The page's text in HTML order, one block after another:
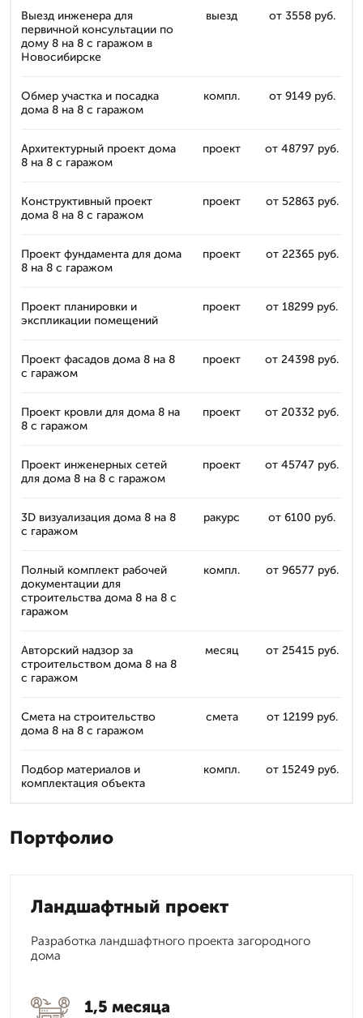
Выезд инженера для
первичной консультации по
дому 8 на 8 с гаражом в
Новосибирске
выезд от 3558 руб.
Обмер участка и посадка
дома 8 на 8 с гаражом
компл. от 9149 руб.
Архитектурный проект дома
8 на 8 с гаражом
проект от 48797 руб.
Конструктивный проект
дома 8 на 8 с гаражом
проект от 52863 руб.
Проект фундамента для дома
8 на 8 с гаражом
проект от 22365 руб.
Проект планировки и
экспликации помещений
проект от 18299 руб.
Проект фасадов дома 8 на 8
с гаражом
проект от 24398 руб.
Проект кровли для дома 8 на
8 с гаражом
проект от 20332 руб.
Проект инженерных сетей
для дома 8 на 8 с гаражом
проект от 45747 руб.
3D визуализация дома 8 на 8
с гаражом
ракурс от 6100 руб.
Полный комплект рабочей
документации для
строительства дома 8 на 8 с
гаражом
компл. от 96577 руб.
Авторский надзор за
строительством дома 8 на 8
с гаражом
месяц от 25415 руб.
Смета на строительство
дома 8 на 8 с гаражом
смета от 12199 руб.
Подбор материалов и
комплектация объекта
компл. от 15249 руб.
Портфолио
Ландшафтный проект
Разработка ландшафтного проекта загородного
дома
1,5 месяца